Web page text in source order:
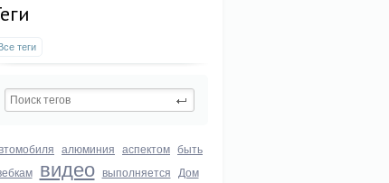
теги
алюминия аспектом быть
видео выполняется Дом